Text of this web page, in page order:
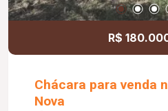
R$
Chácara para venda
Nova